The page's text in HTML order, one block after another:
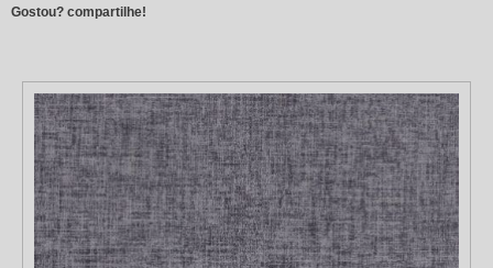
Gostou? compartilhe!